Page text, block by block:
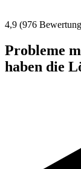
4,9 (976
Probleme
haben die